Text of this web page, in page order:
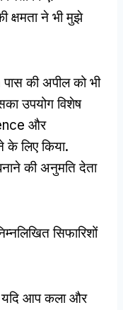
क्षमता ने भी मुझे
की अपील को भी
उपयोग विशेष
और
लिए किया.
की अनुमति देता
सिफारिशों
यदि आप कला और